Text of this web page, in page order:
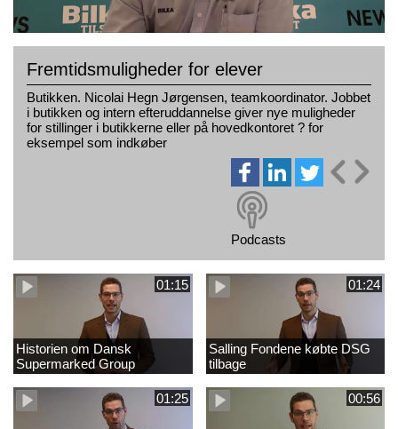
Fremtidsmuligheder for elever
Butikken. Nicolai Hegn Jørgensen, teamkoordinator. Jobbet
i butikken og intern efteruddannelse giver nye muligheder
for stillinger i butikkerne eller på hovedkontoret ? for
eksempel som indkøber
Podcasts
01:15
Historien om Dansk
Supermarked Group
01:24
Salling Fondene købte DSG
tilbage
01:25 00:56